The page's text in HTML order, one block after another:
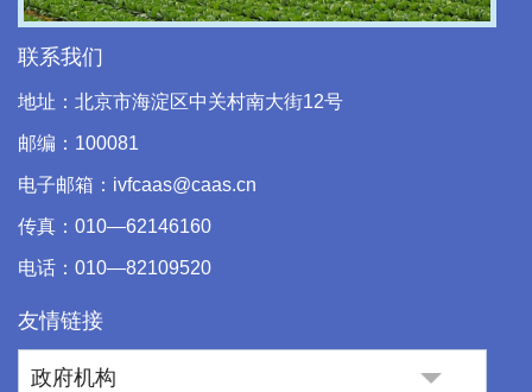
Video
联系我们
地址：北京市海淀区中关村南大街12号
邮编：100081
电子邮箱：ivfcaas@caas.cn
传真：010—62146160
电话：010—82109520
友情链接
政府机构